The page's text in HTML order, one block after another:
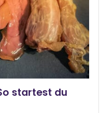
startest du